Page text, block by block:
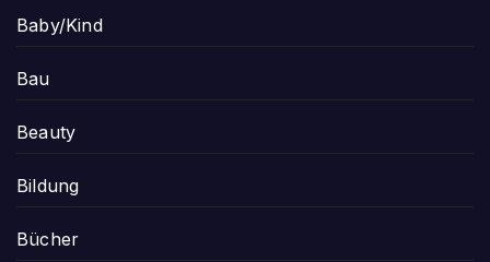
Baby/Kind
Bau
Beauty
Bildung
Bücher